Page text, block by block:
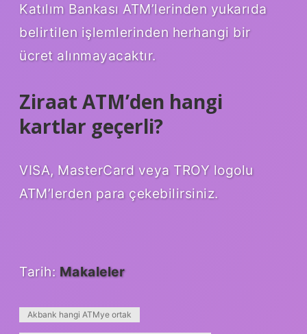
Katılım Bankası ATM’lerinden yukarıda
belirtilen işlemlerinden herhangi bir
ücret alınmayacaktır.
Ziraat ATM’den hangi
kartlar geçerli?
VISA, MasterCard veya TROY logolu
ATM’lerden para çekebilirsiniz.
Tarih: Makaleler
Akbank hangi ATMye ortak